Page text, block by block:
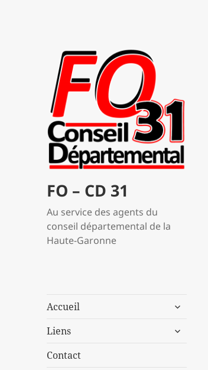
FO – CD 31
Au service des agents du
conseil départemental de la
Haute-Garonne
Accueil
ouvrir
sous-
Liens
ouvrir
Contact